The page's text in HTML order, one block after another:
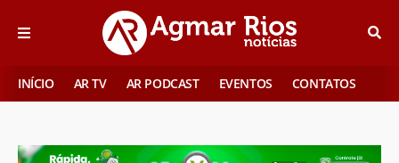
INÍCIO AR TV AR PODCAST EVENTOS CONTATOS